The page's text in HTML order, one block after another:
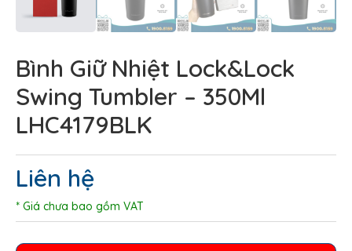
Bình Giữ Nhiệt Lock&Lock
Swing Tumbler – 350Ml
LHC4179BLK
Liên hệ
* Giá chưa bao gồm VAT